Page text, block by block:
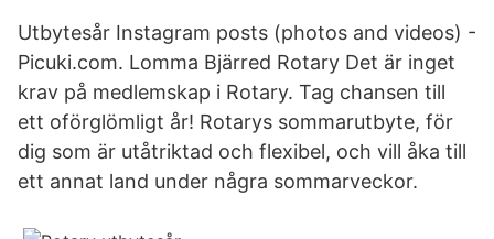
Utbytesår Instagram posts (photos and videos) -
Picuki.com. Lomma Bjärred Rotary Det är inget
krav på medlemskap i Rotary. Tag chansen till
ett oförglömligt år! Rotarys sommarutbyte, för
dig som är utåtriktad och flexibel, och vill åka till
ett annat land under några sommarveckor.